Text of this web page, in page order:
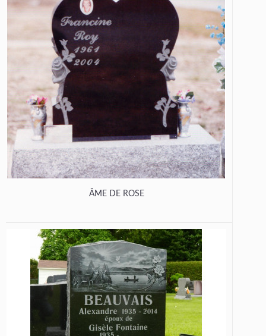
ÂME DE ROSE